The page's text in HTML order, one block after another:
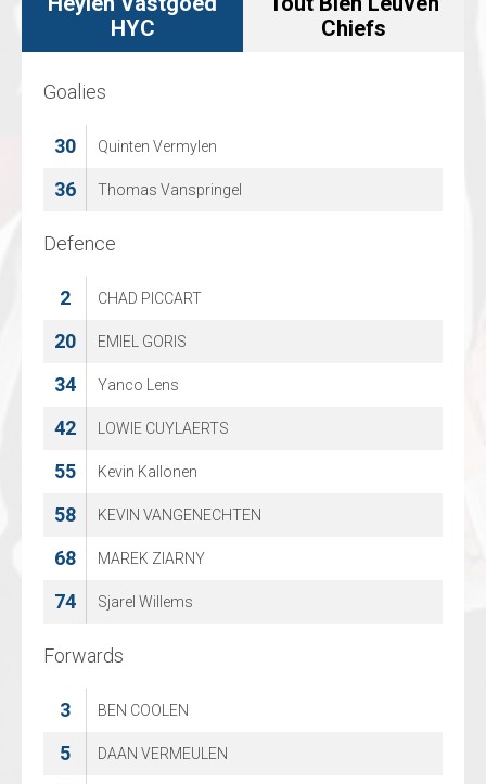
HYC
Chiefs
Goalies
30 Quinten Vermylen
36 Thomas Vanspringel
Defence
2 CHAD PICCART
20 EMIEL GORIS
34 Yanco Lens
42 LOWIE CUYLAERTS
55 Kevin Kallonen
58 KEVIN VANGENECHTEN
68 MAREK ZIARNY
74 Sjarel Willems
Forwards
3 BEN COOLEN
5 DAAN VERMEULEN
Goalies
1 STIJN RAEYMAEKERS
20 Jelle Lievens
Defence
6 Vadim Gyesbreghs
11 Tommy LUBIN
17 Lukas Tambeur
21 Mathijs LIEVENS
23 SEPPE VANWELSSENAERS
55 Nicholas Prestia
Forwards
4 Matteo Vandezande
7 ALEC JAMES